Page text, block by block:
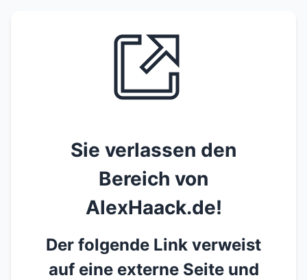
Sie verlassen den
Bereich von
AlexHaack.de!
Der folgende Link verweist
auf eine externe Seite und